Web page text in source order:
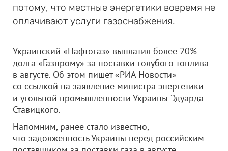
потому, что местные энергетики вовремя не
оплачивают услуги газоснабжения.
Украинский «Нафтогаз» выплатил более 20%
долга «Газпрому» за поставки голубого топлива
в августе. Об этом пишет «РИА Новости»
со ссылкой на заявление министра энергетики
и угольной промышленности Украины Эдуарда
Ставицкого.
Напомним, ранее стало известно,
что задолженность Украины перед российским